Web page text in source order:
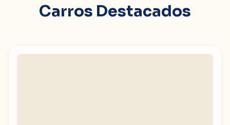
Carros Destacados